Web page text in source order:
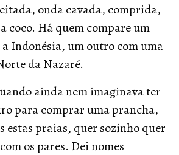
onda cavada, comprida,
coco. Há quem compare um
a Indonésia, um outro com uma
da Nazaré.
ainda nem imaginava ter
para comprar uma prancha,
estas praias, quer sozinho quer
os pares. Dei nomes